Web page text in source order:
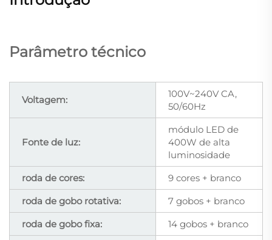
Parâmetro técnico
Voltagem:
100V~240V CA,
50/60Hz
Fonte de luz:
módulo LED de
400W de alta
luminosidade
roda de cores:
9 cores + branco
roda de gobo rotativa:
7 gobos + branco
roda de gobo fixa:
14 gobos + branco